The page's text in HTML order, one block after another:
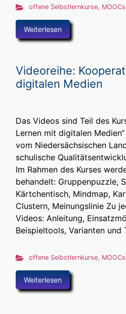
offene Selbstlernkurse,
Weiterlesen
Videoreihe:
digitalen Medien
Das Videos sind Teil des
Lernen mit digitalen
vom Niedersächsischen
schulische
Im Rahmen des Kurses
behandelt: Gruppenpuzzle,
Kärtchentisch, Mindmap,
Clustern, Meinungslinie Zu
Videos: Anleitung,
Beispieltools, Varianten und
offene Selbstlernkurse,
Weiterlesen